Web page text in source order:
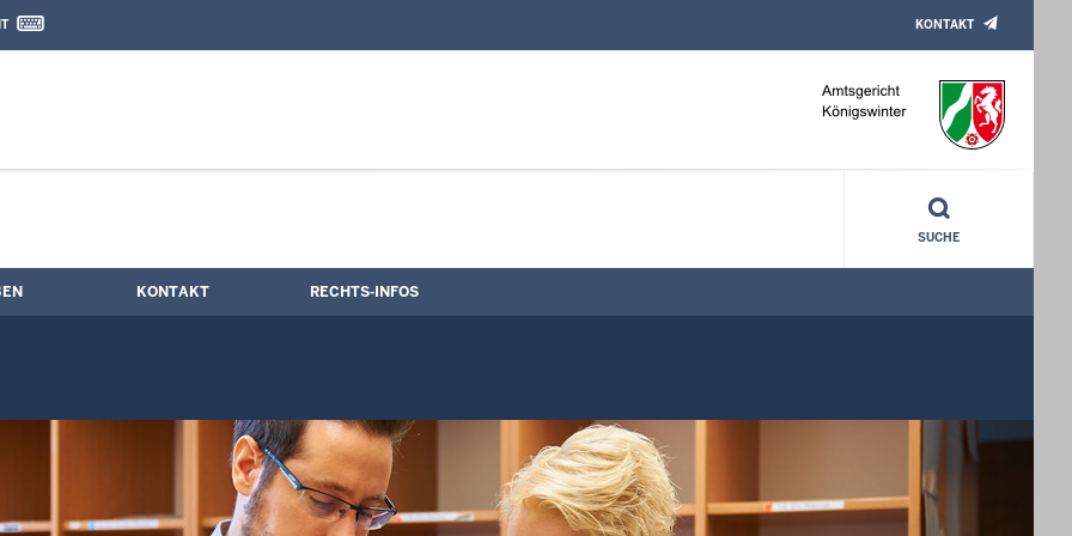
Kontaktformular
KONTAKT
SUCHE
KONTAKT RECHTS-INFOS